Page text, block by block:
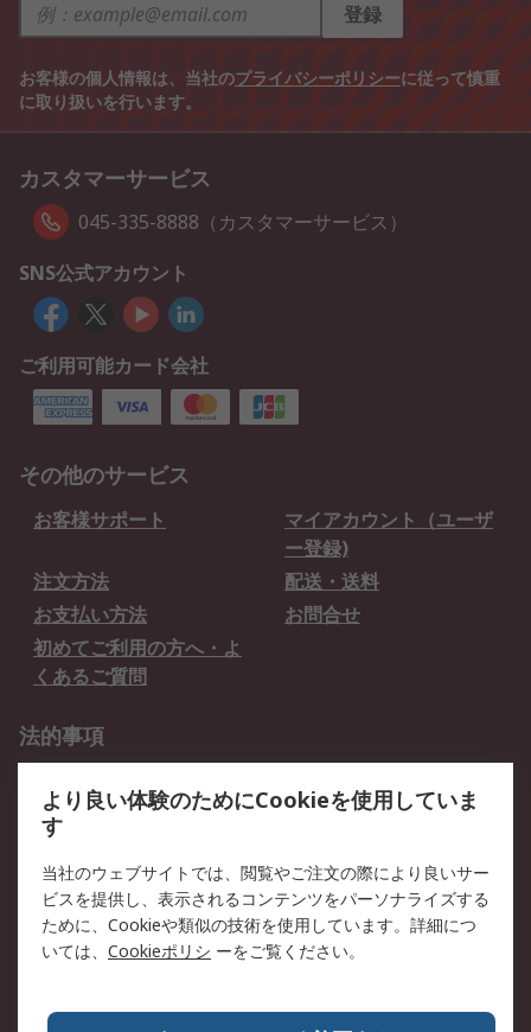
登録
お客様の個人情報は、当社のプライバシーポリシーに従って慎重
に取り扱いを行います。
カスタマーサービス
045-335-8888（カスタマーサービス）
SNS公式アカウント
ご利用可能カード会社
その他のサービス
お客様サポート
マイアカウント（ユーザ
ー登録)
注文方法
配送・送料
お支払い方法
お問合せ
初めてご利用の方へ・よ
くあるご質問
法的事項
クッキーポリシー
RSについて
会社概要
採用情報
プレスリリース＆お知ら
コーポレートサイト
全世界のRS RSの歴史
より良い体験のためにCookieを使用していま
す
当社のウェブサイトでは、閲覧やご注文の際により良いサー
ビスを提供し、表示されるコンテンツをパーソナライズする
ために、Cookieや類似の技術を使用しています。詳細につ
いては、 Cookieポリシ ーをご覧ください。